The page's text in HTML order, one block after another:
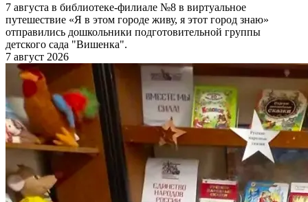
7 августа в библиотеке-филиале №8 в виртуальное
путешествие «Я в этом городе живу, я этот город знаю»
отправились дошкольники подготовительной группы
детского сада "Вишенка".
7 август 2026